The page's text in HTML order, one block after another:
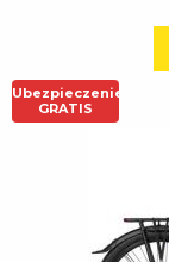
Ubezpieczenie
GRATIS